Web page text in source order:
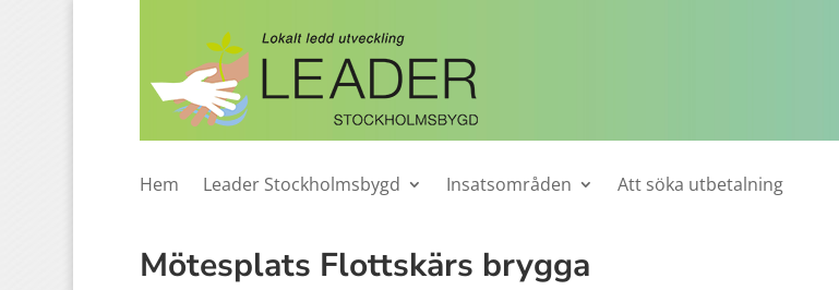
Hem Leader Stockholmsbygd Insatsområden Att söka utbetalning
Mötesplats Flottskärs brygga